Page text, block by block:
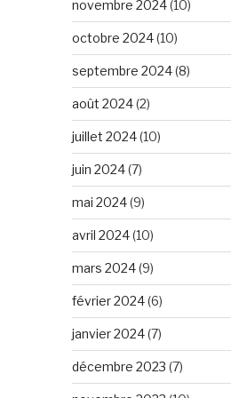
novembre 2024(10)
octobre 2024(10)
septembre 2024(8)
août 2024(2)
juillet 2024(10)
juin 2024(7)
mai 2024(9)
avril 2024(10)
mars 2024(9)
février 2024(6)
janvier 2024(7)
décembre 2023 (7)